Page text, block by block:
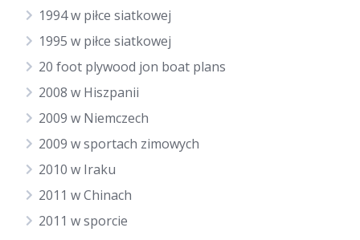
1994 w piłce siatkowej
1995 w piłce siatkowej
20 foot plywood jon boat plans
2008 w Hiszpanii
2009 w Niemczech
2009 w sportach zimowych
2010 w Iraku
2011 w Chinach
2011 w sporcie